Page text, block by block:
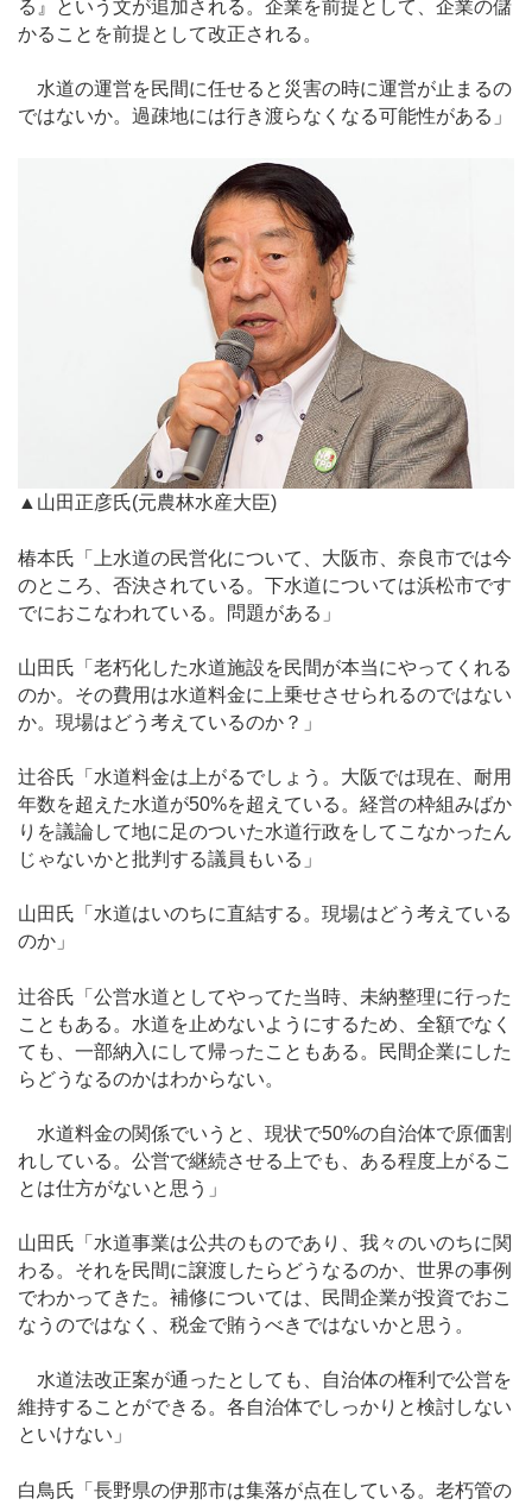
る』という文が追加される。企業を前提として、企業の儲
かることを前提として改正される。
水道の運営を民間に任せると災害の時に運営が止まるの
ではないか。過疎地には行き渡らなくなる可能性がある」
▲山田正彦氏(元農林水産大臣)
椿本氏「上水道の民営化について、大阪市、奈良市では今
のところ、否決されている。下水道については浜松市です
でにおこなわれている。問題がある」
山田氏「老朽化した水道施設を民間が本当にやってくれる
のか。その費用は水道料金に上乗せさせられるのではない
か。現場はどう考えているのか？」
辻谷氏「水道料金は上がるでしょう。大阪では現在、耐用
年数を超えた水道が50%を超えている。経営の枠組みばか
りを議論して地に足のついた水道行政をしてこなかったん
じゃないかと批判する議員もいる」
山田氏「水道はいのちに直結する。現場はどう考えている
のか」
辻谷氏「公営水道としてやってた当時、未納整理に行った
こともある。水道を止めないようにするため、全額でなく
ても、一部納入にして帰ったこともある。民間企業にした
らどうなるのかはわからない。
水道料金の関係でいうと、現状で50%の自治体で原価割
れしている。公営で継続させる上でも、ある程度上がるこ
とは仕方がないと思う」
山田氏「水道事業は公共のものであり、我々のいのちに関
わる。それを民間に譲渡したらどうなるのか、世界の事例
でわかってきた。補修については、民間企業が投資でおこ
なうのではなく、税金で賄うべきではないかと思う。
水道法改正案が通ったとしても、自治体の権利で公営を
維持することができる。各自治体でしっかりと検討しない
といけない」
白鳥氏「長野県の伊那市は集落が点在している。老朽管の